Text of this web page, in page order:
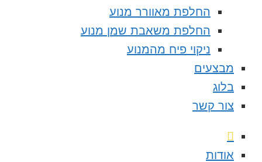
החלפת מאוורר מנוע
החלפת משאבת שמן מנוע
ניקוי פיח מהמנוע
מבצעים
בלוג
צור קשר
אודות